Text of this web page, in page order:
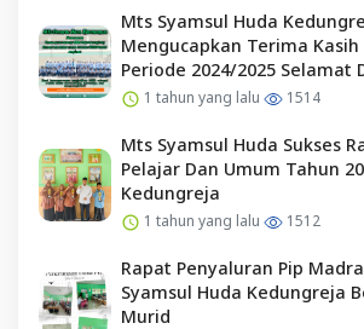
Mts Syamsul Huda
Mengucapkan Terima Kasih
Periode 2024/2025 Selamat
Kepada Pengurus Osim
1 tahun yang lalu 1514
Mts Syamsul Huda Sukses
Pelajar Dan Umum Tahun
Kedungreja
1 tahun yang lalu 1512
Rapat Penyaluran Pip
Syamsul Huda Kedungreja
Murid